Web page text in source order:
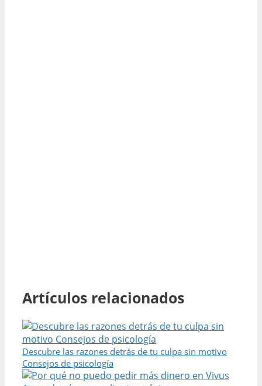
Artículos relacionados
Descubre las razones detrás de tu culpa sin motivo
Consejos de psicología